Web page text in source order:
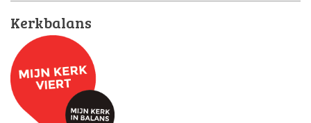
Kerkbalans